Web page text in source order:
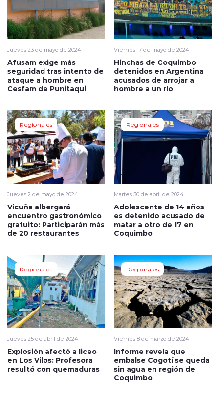
Jueves 23 de mayo de 2024
Afusam exige más
seguridad tras intento de
ataque a hombre en
Cesfam de Punitaqui
Viernes 17 de mayo de 2024
Hinchas de Coquimbo
detenidos en Argentina
acusados de arrojar a
hombre a un río
Regionales
Jueves 2 de mayo de 2024
Vicuña albergará
encuentro gastronómico
gratuito: Participarán más
de 20 restaurantes
Regionales
Martes 30 de abril de 2024
Adolescente de 14 años
es detenido acusado de
matar a otro de 17 en
Coquimbo
Regionales
Jueves 25 de abril de 2024
Explosión afectó a liceo
en Los Vilos: Profesora
resultó con quemaduras
Regionales
Viernes 8 de marzo de 2024
Informe revela que
embalse Cogotí se queda
sin agua en región de
Coquimbo